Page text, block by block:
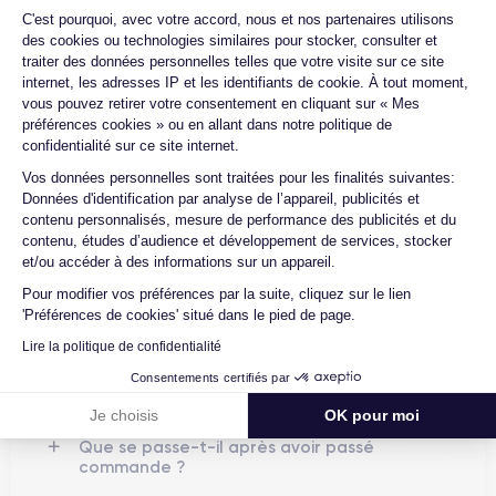
Plateforme de Gestion du
C'est pourquoi, avec votre accord, nous et nos partenaires utilisons
des cookies ou technologies similaires pour stocker, consulter et
traiter des données personnelles telles que votre visite sur ce site
internet, les adresses IP et les identifiants de cookie. À tout moment,
vous pouvez retirer votre consentement en cliquant sur « Mes
préférences cookies » ou en allant dans notre politique de
confidentialité sur ce site internet.
Vos données personnelles sont traitées pour les finalités suivantes:
Données d'identification par analyse de l’appareil, publicités et
contenu personnalisés, mesure de performance des publicités et du
contenu, études d’audience et développement de services, stocker
et/ou accéder à des informations sur un appareil.
Pour modifier vos préférences par la suite, cliquez sur le lien
'Préférences de cookies' situé dans le pied de page.
Lire la politique de confidentialité
Consentements certifiés par
Je choisis OK pour moi
Axeptio consent
Ce téléphone est un excellent choix pour ceux qui préfèrent un
téléphone compact mais ne veulent pas sacrifier les
performances ou la qualité de l'appareil photo. De plus,
iPhone 12 Mini est livré avec le dernier système
d'exploitation iOS 14 et garantit une autonomie exceptionnelle.
Pour découvrir plus en détail les caractéristques de ce
smartphone consultez la fiche technique de l'iPhone 12 Mini.
Différence entre l'iPhone 12 Mini et l'iPhone 12
L'iPhone 12 et l'iPhone 12 Minisont deux des modèles les
plus populaires de la gamme de smartphones d'Apple. Si les
deux appareils partagent de nombreuses caractéristiques, il y
a aussi quelques différences importantes à noter.
Tout d'abord, l'iPhone 12 Mini est plus petit que l'iPhone 12. Il
est doté d'un écrande 5,4 pouces, tandis que l'iPhone 12 a un
écran de 6,1 pouces. Cela signifie que le Mini est plus facile à
Quelle est la durée de vie d'un iPhone
12 Mini reconditionné ?
Proposez-vous une assurance en cas
de casse due à des chocs ou à des
chutes ?
Quelles sont les options disponibles sur
les batteries ?
Quels sont les accessoires inclus dans
la commande ?
Quelles garanties offrez-vous sur vos
produits ?
Quels sont vos modes de paiement ?
Est-il possible de payer l'iPhone 12 Mini
en plusieurs fois ?
Que se passe-t-il après avoir passé
commande ?